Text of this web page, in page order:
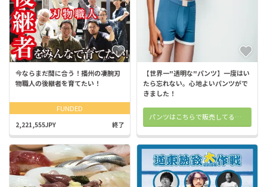
今ならまだ間に合う！播州の凄腕刃
物職人の後継者を育てたい！
FUNDED
2,221,555JPY 終了
【世界一"透明な"パンツ】一度はい
たら忘れない。心地よいパンツがで
きました！
パンツはこちらで販売してるよ！！